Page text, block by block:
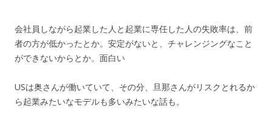
会社員しながら起業した人と起業に専任した人の失敗率は、前
者の方が低かったとか。安定がないと、チャレンジングなこと
ができないからとか。面白い
USは奥さんが働いていて、その分、旦那さんがリスクとれるか
ら起業みたいなモデルも多いみたいな話も。